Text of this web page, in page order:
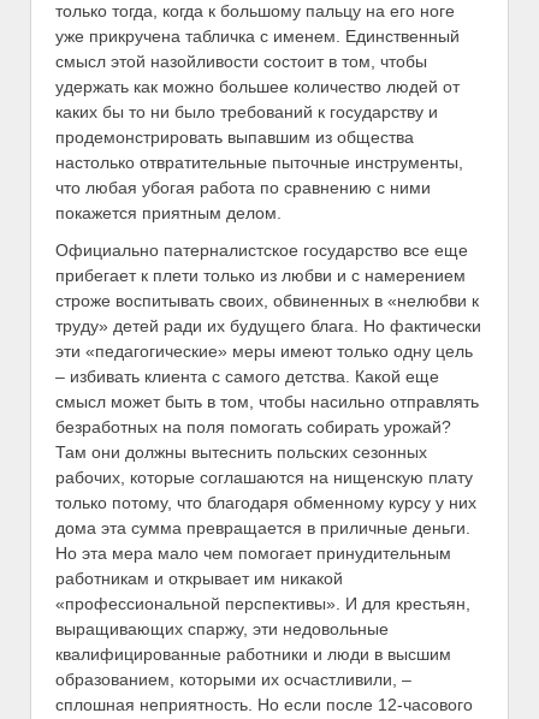
только тогда, когда к большому пальцу на его ноге
уже прикручена табличка с именем. Единственный
смысл этой назойливости состоит в том, чтобы
удержать как можно большее количество людей от
каких бы то ни было требований к государству и
продемонстрировать выпавшим из общества
настолько отвратительные пыточные инструменты,
что любая убогая работа по сравнению с ними
покажется приятным делом.
Официально патерналистское государство все еще
прибегает к плети только из любви и с намерением
строже воспитывать своих, обвиненных в «нелюбви к
труду» детей ради их будущего блага. Но фактически
эти «педагогические» меры имеют только одну цель
– избивать клиента с самого детства. Какой еще
смысл может быть в том, чтобы насильно отправлять
безработных на поля помогать собирать урожай?
Там они должны вытеснить польских сезонных
рабочих, которые соглашаются на нищенскую плату
только потому, что благодаря обменному курсу у них
дома эта сумма превращается в приличные деньги.
Но эта мера мало чем помогает принудительным
работникам и открывает им никакой
«профессиональной перспективы». И для крестьян,
выращивающих спаржу, эти недовольные
квалифицированные работники и люди в высшим
образованием, которыми их осчастливили, –
сплошная неприятность. Но если после 12-часового